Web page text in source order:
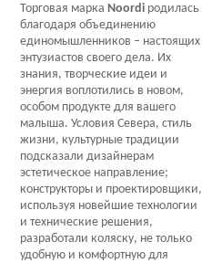
Торговая марка Noordi родилась
благодаря объединению
единомышленников – настоящих
энтузиастов своего дела. Их
знания, творческие идеи и
энергия воплотились в новом,
особом продукте для вашего
малыша. Условия Севера, стиль
жизни, культурные традиции
подсказали дизайнерам
эстетическое направление;
конструкторы и проектировщики,
используя новейшие технологии
и технические решения,
разработали коляску, не только
удобную и комфортную для